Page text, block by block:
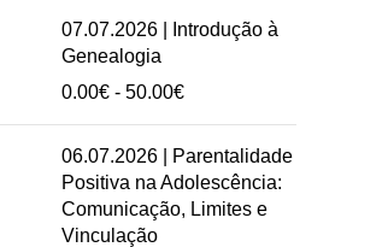
preços:
20.00€
07.07.2026 | Introdução à
Genealogia
0.00€ - 50.00€Intervalo
preços:
0.00€
a
50.00€
06.07.2026 | Parentalidade
Positiva na Adolescência:
Comunicação, Limites e
Vinculação